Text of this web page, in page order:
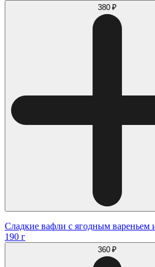
380 ₽
Сладкие вафли с ягодным вареньем
190 г
360 ₽